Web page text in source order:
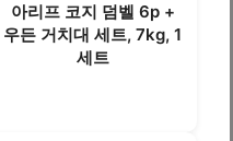
아리프 코지 덤벨 6p +
우든 거치대 세트, 7kg, 1
세트